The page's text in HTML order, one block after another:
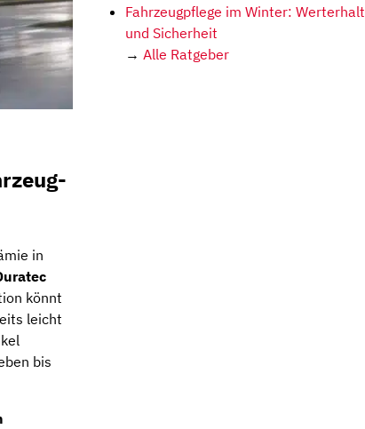
in
könnt
leicht
bis
Fahrzeugpflege im Winter: Werterhalt
und Sicherheit
→ Alle Ratgeber